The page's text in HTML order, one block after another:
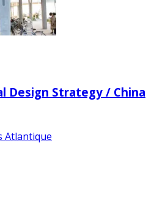
Design Strategy / China
Atlantique